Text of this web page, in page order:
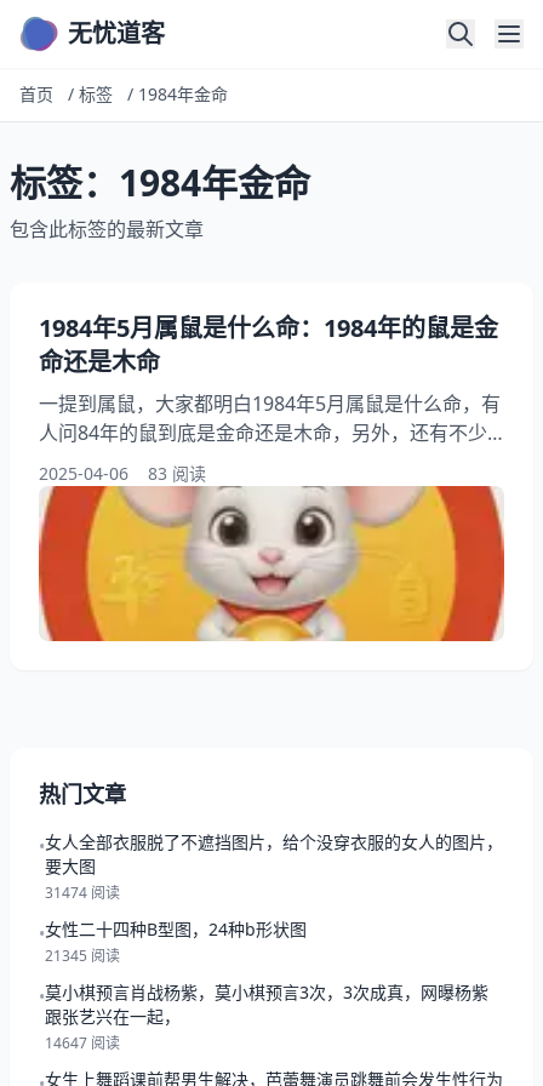
无忧道客
首页 / 标签 / 1984年金命
标签：1984年金命
包含此标签的最新文章
1984年5月属鼠是什么命：1984年的鼠是金
命还是木命
一提到属鼠，大家都明白1984年5月属鼠是什么命，有
人问84年的鼠到底是金命还是木命，另外，还有不少
人想问五月出生的鼠有什么特别，你知道为什么说法不
一咋回事？其实这个月份出生的鼠性格更温和，下面就
来看看1984年的鼠是金命还是木命，希望能帮到大家
了解1984年金命！ 一、1984年5月属鼠是什么命 那年
农历五月出生的鼠，天干地支是甲子年、庚午月。老一
辈常说这是“屋上之鼠”
2025-04-06 83 阅读
热门文章
•女人全部衣服脱了不遮挡图片，给个没穿衣服的女人的图片，
要大图
31474 阅读
•女性二十四种B型图，24种b形状图
21345 阅读
•莫小棋预言肖战杨紫，莫小棋预言3次，3次成真，网曝杨紫
跟张艺兴在一起，
14647 阅读
女生上舞蹈课前帮男生解决，芭蕾舞演员跳舞前会发生性行为